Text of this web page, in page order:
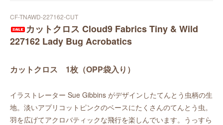
CF-TNAWD-227162-CUT
カットクロス Cloud9 Fabrics Tiny & Wild
227162 Lady Bug Acrobatics
カットクロス 1枚（OPP袋入り）
イラストレーター Sue Gibbins がデザインしたてんとう虫柄の生
地。淡いアプリコットピンクのベースにたくさんのてんとう虫。
羽を広げてアクロバティックな飛行を楽しんでいます。うっすら